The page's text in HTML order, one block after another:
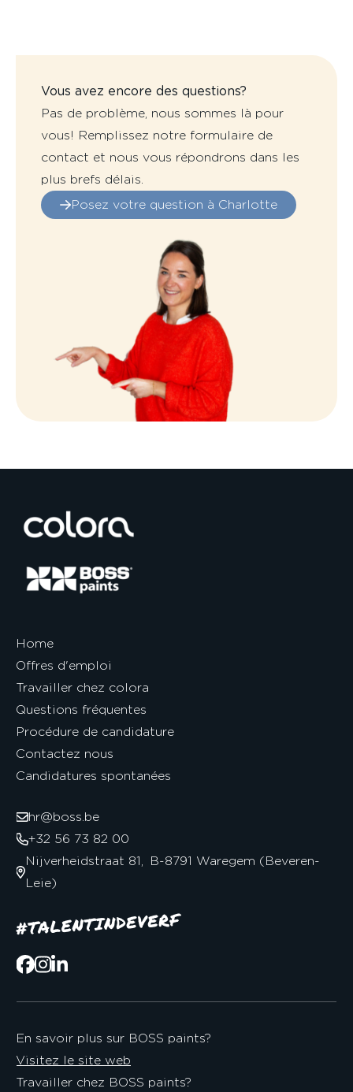
Vous avez encore des questions?
Pas de problème, nous sommes là pour
vous! Remplissez notre formulaire de
contact et nous vous répondrons dans les
plus brefs délais.
Posez votre question à Charlotte
Home
Offres d'emploi
Travailler chez colora
Questions fréquentes
Procédure de candidature
Contactez nous
Candidatures spontanées
hr@boss.be
+32 56 73 82 00
Nijverheidstraat 81, B-8791 Waregem (Beveren-
Leie)
En savoir plus sur BOSS paints?
Visitez le site web
Travailler chez BOSS paints?